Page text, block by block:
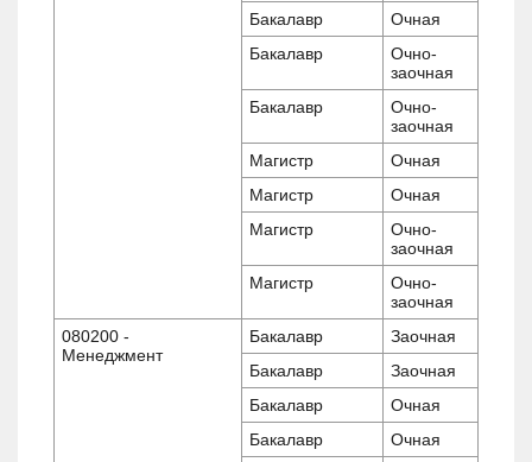
Бакалавр
Очная
Бакалавр
Очно-
заочная
Бакалавр
Очно-
заочная
Магистр
Очная
Магистр
Очная
Магистр
Очно-
заочная
Магистр
Очно-
заочная
080200 -
Менеджмент
Бакалавр
Заочная
Бакалавр
Заочная
Бакалавр
Очная
Бакалавр
Очная